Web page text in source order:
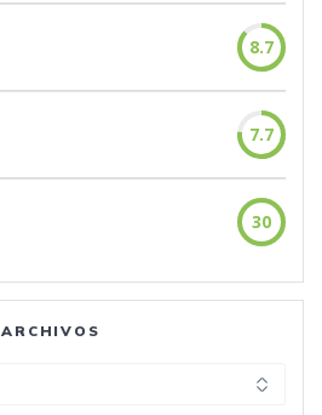
8.7
7.7
30
ARCHIVOS